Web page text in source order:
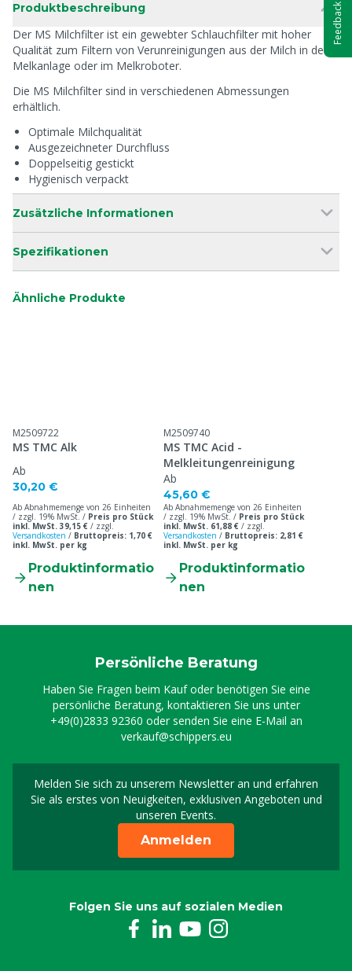
Produktbeschreibung
Der MS Milchfilter ist ein gewebter Schlauchfilter mit hoher
Qualität zum Filtern von Verunreinigungen aus der Milch in der
Melkanlage oder im Melkroboter.
Die MS Milchfilter sind in verschiedenen Abmessungen
erhältlich.
Optimale Milchqualität
Ausgezeichneter Durchfluss
Doppelseitig gestickt
Hygienisch verpackt
Zusätzliche Informationen
Spezifikationen
Ähnliche Produkte
M2509722
MS TMC Alk
Ab
30,20 €
Ab Abnahmemenge von 26 Einheiten
/ zzgl. 19% MwSt. / Preis pro Stück
inkl. MwSt. 39,15 € / zzgl.
Versandkosten / Bruttopreis: 1,70 €
inkl. MwSt. per kg
Produktinformatio
nen
M2509740
MS TMC Acid -
Melkleitungenreinigung
Ab
45,60 €
Ab Abnahmemenge von 26 Einheiten
/ zzgl. 19% MwSt. / Preis pro Stück
inkl. MwSt. 61,88 € / zzgl.
Versandkosten / Bruttopreis: 2,81 €
inkl. MwSt. per kg
Produktinformatio
nen
Persönliche Beratung
Haben Sie Fragen beim Kauf oder benötigen Sie eine
persönliche Beratung, kontaktieren Sie uns unter
+49(0)2833 92360 oder senden Sie eine E-Mail an
verkauf@schippers.eu
Melden Sie sich zu unserem Newsletter an und erfahren
Sie als erstes von Neuigkeiten, exklusiven Angeboten und
unseren Events.
Melden Sie sich für
Anmelden
Folgen Sie uns auf sozialen Medien
Feedback